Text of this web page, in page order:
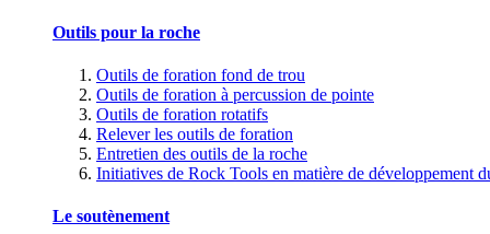
Outils pour la roche
Outils de foration fond de trou
Outils de foration à percussion de pointe
Outils de foration rotatifs
Relever les outils de foration
Entretien des outils de la roche
Initiatives de Rock Tools en matière de développement
Le soutènement